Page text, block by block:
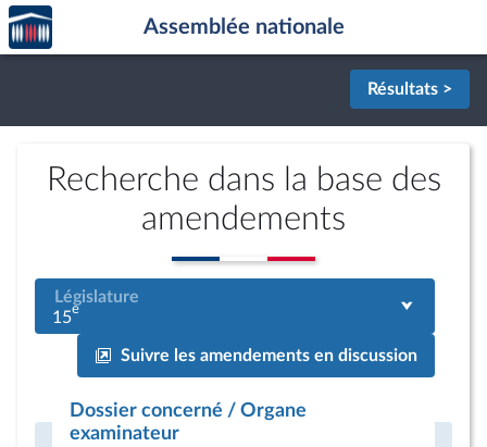
Aller au contenu
Aller en bas de la page
Accèder
à la
page
Assemblée nationale
Résultats >
Recherche dans la base des
amendements
Législature
15e
Suivre les amendements en discussion
Dossier concerné / Organe
examinateur